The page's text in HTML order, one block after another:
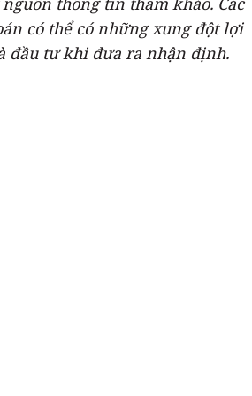
có thể có những xung đột lợi
đầu tư khi đưa ra nhận định.